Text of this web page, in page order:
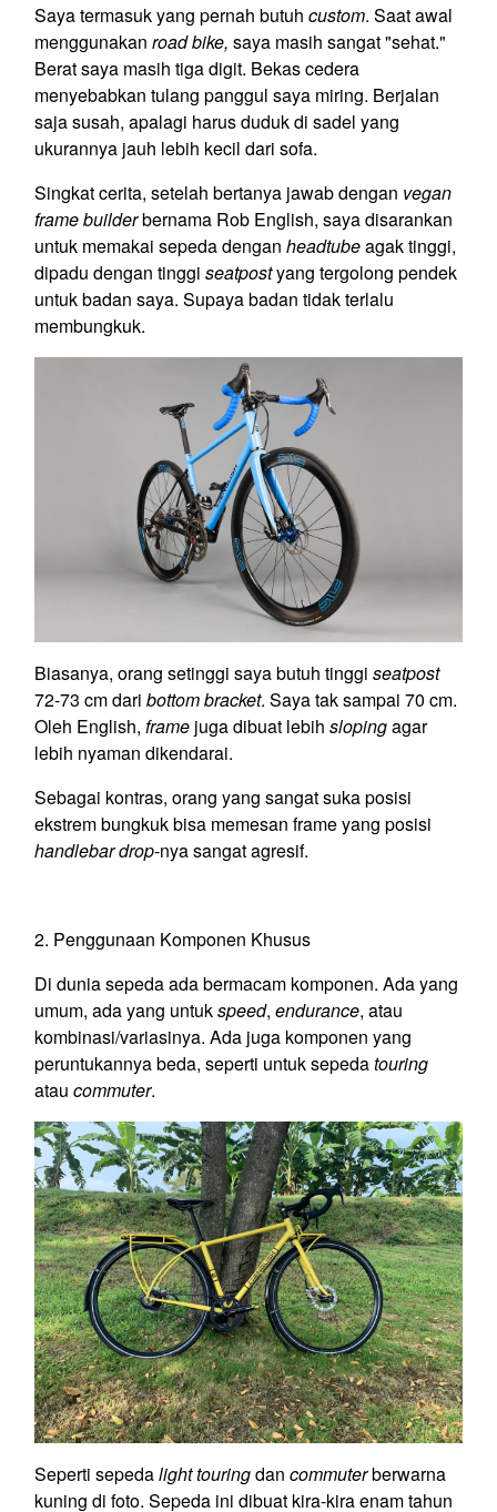
Saya termasuk yang pernah butuh custom. Saat awal
menggunakan road bike, saya masih sangat "sehat."
Berat saya masih tiga digit. Bekas cedera
menyebabkan tulang panggul saya miring. Berjalan
saja susah, apalagi harus duduk di sadel yang
ukurannya jauh lebih kecil dari sofa.
Singkat cerita, setelah bertanya jawab dengan vegan
frame builderbernama Rob English, saya disarankan
untuk memakai sepeda dengan headtubeagak tinggi,
dipadu dengan tinggi seatpostyang tergolong pendek
untuk badan saya. Supaya badan tidak terlalu
membungkuk.
Biasanya, orang setinggi saya butuh tinggi seatpost
72-73 cm dari bottom bracket. Saya tak sampai 70 cm.
Oleh English, frame juga dibuat lebih slopingagar
lebih nyaman dikendarai.
Sebagai kontras, orang yang sangat suka posisi
ekstrem bungkuk bisa memesan frame yang posisi
handlebar drop-nya sangat agresif.
2. Penggunaan Komponen Khusus
Di dunia sepeda ada bermacam komponen. Ada yang
umum, ada yang untukspeed, endurance, atau
kombinasi/variasinya. Ada juga komponen yang
peruntukannya beda, seperti untuk sepedatouring
atau commuter.
Seperti sepedalight touringdan commuterberwarna
kuning di foto. Sepeda ini dibuat kira-kira enam tahun